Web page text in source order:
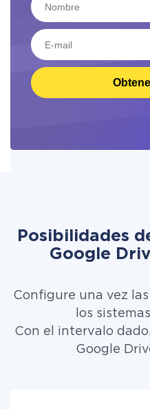
Posibilidades
Google
Configure una vez
los
Con el intervalo
Google